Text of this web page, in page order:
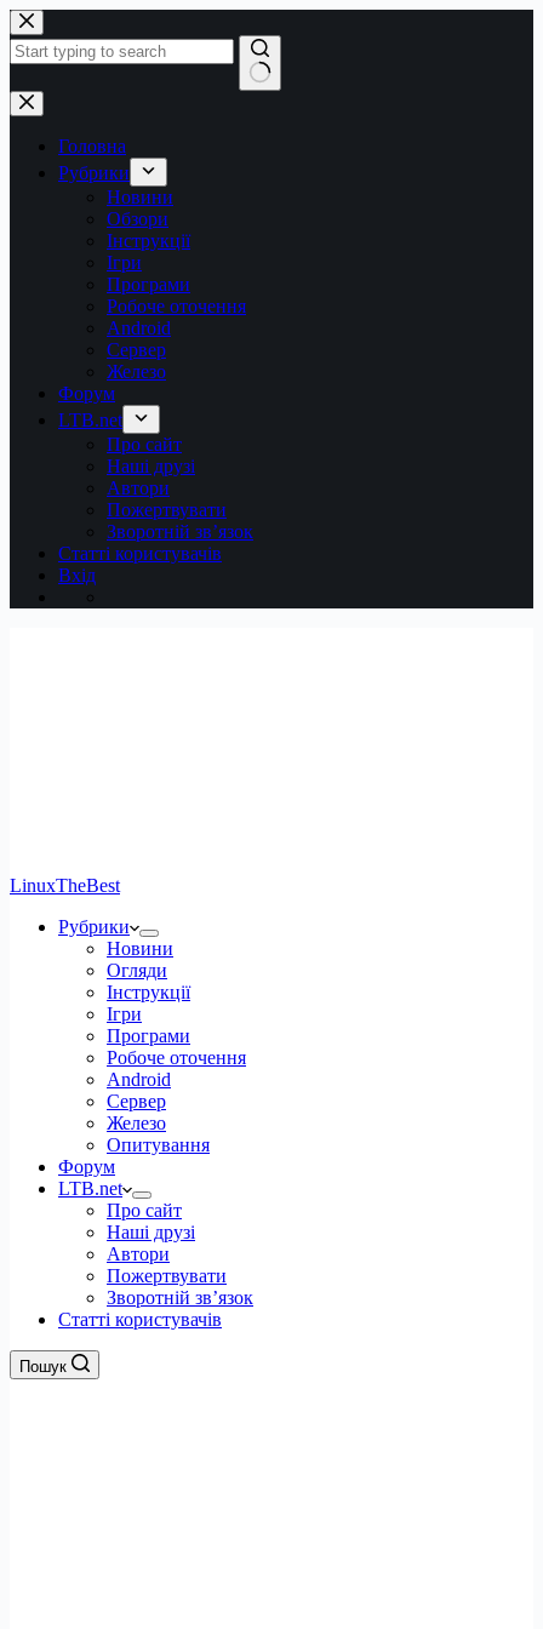
Перейти
до
вмісту
Немає
результатів
Головна
Рубрики
Новини
Обзори
Інструкції
Ігри
Програми
Робоче оточення
Android
Сервер
Железо
Форум
LTB.net
Про сайт
Наші друзі
Автори
Пожертвувати
Зворотній зв’язок
Статті користувачів
Вхід
LinuxTheBest
Рубрики
Новини
Огляди
Інструкції
Ігри
Програми
Робоче оточення
Android
Сервер
Железо
Опитування
Форум
LTB.net
Про сайт
Наші друзі
Автори
Пожертвувати
Зворотній зв’язок
Статті користувачів
Пошук